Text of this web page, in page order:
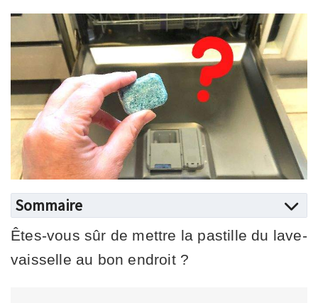
Sommaire
Êtes-vous sûr de mettre la pastille du lave-
vaisselle au bon endroit ?